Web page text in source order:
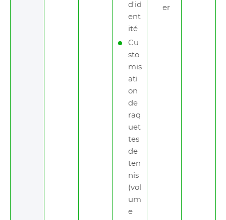
d'id
ent
ité
Cu
sto
mis
ati
on
de
raq
uet
tes
de
ten
nis
(vol
um
e
er